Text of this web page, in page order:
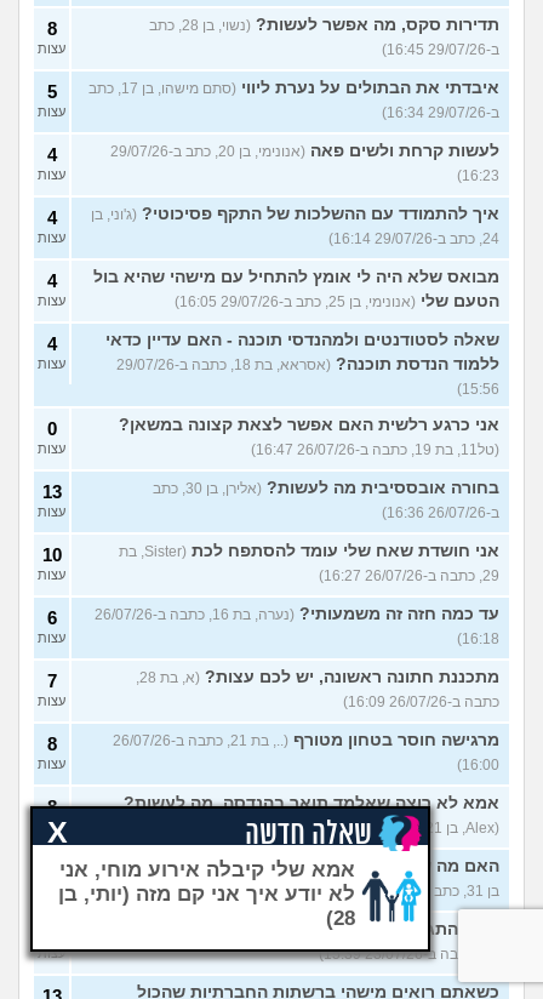
תדירות סקס, מה אפשר לעשות?
(נשוי, בן 28, כתב
ב-29/07/26 16:45)
8
עצות
איבדתי את הבתולים על נערת ליווי
(סתם מישהו, בן 17, כתב
ב-29/07/26 16:34)
5
עצות
לעשות קרחת ולשים פאה
(אנונימי, בן 20, כתב ב-29/07/26
16:23)
4
עצות
איך להתמודד עם ההשלכות של התקף פסיכוטי? (ג'וני, בן
24, כתב ב-29/07/26 16:14)
4
עצות
מבואס שלא היה לי אומץ להתחיל עם מישהי שהיא בול
הטעם שלי (אנונימי, בן 25, כתב ב-29/07/26 16:05)
4
עצות
שאלה לסטודנטים ולמהנדסי תוכנה - האם עדיין כדאי
ללמוד הנדסת תוכנה?
(אסראא, בת 18, כתבה ב-29/07/26
15:56)
4
עצות
אני כרגע רלשית האם אפשר לצאת קצונה במשאן?
(טל11, בת 19, כתבה ב-26/07/26 16:47)
0
עצות
בחורה אובססיבית מה לעשות?
(אלירן, בן 30, כתב
ב-26/07/26 16:36)
13
עצות
אני חושדת שאח שלי עומד להסתפח לכת
(Sister, בת
29, כתבה ב-26/07/26 16:27)
10
עצות
עד כמה חזה זה משמעותי?
(נערה, בת 16, כתבה ב-26/07/26
16:18)
6
עצות
מתכננת חתונה ראשונה, יש לכם עצות?
(א, בת 28,
כתבה ב-26/07/26 16:09)
7
עצות
מרגישה חוסר בטחון מטורף
(.., בת 21, כתבה ב-26/07/26
16:00)
8
עצות
אמא לא רוצה שאלמד תואר בהנדסה, מה לעשות?
(Alex, בן 21, כתב ב-23/07/26 16:01)
8
עצות
האם מה שאני מרגיש זה הגיוני ותקין?(לירון,
בן 31, כתב ב-23/07/26 15:50)
עצות
איך להתגבר על רצון לקשר לפני הזמן?
עצות
כשאתם רואים מישהי ברשתות החברתיות שהכול
שאלה חדשה X
אמא שלי קיבלה אירוע מוחי, אני
לא יודע איך אני קם מזה (יותי, בן
28)